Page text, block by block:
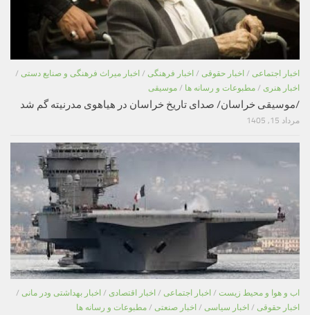
اخبار اجتماعی / اخبار حقوقی / اخبار فرهنگی / اخبار میراث فرهنگی و صنایع دستی /
اخبار هنری / مطبوعات و رسانه ها / موسیقی
/موسیقی خراسان/ صدای تاریخ خراسان در هیاهوی مدرنیته گم شد
مرداد 15, 1405
اب و هوا و محیط زیست / اخبار اجتماعی / اخبار اقتصادی / اخبار بهداشتی ودر مانی /
اخبار حقوقی / اخبار سیاسی / اخبار صنعتی / مطبوعات و رسانه ها